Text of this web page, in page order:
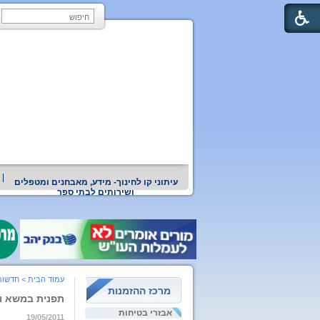
עיתוני קו לחינוך- מידע, מאבחנים ומטפלים
ושירותים לבתי ספר
מרכז ההזמנות
אבזרי בטיחות
עמוד הבית >
תפנית במשא
19/05/2011